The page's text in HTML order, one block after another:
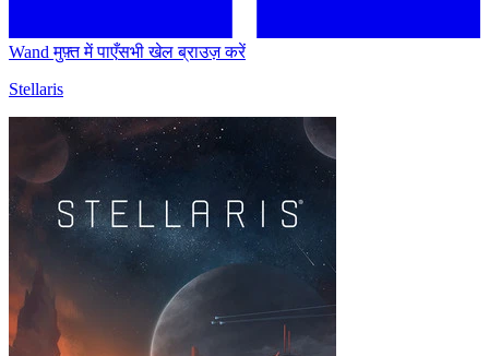
Wand मुफ़्त में पाएँसभी खेल ब्राउज़ करें
Stellaris